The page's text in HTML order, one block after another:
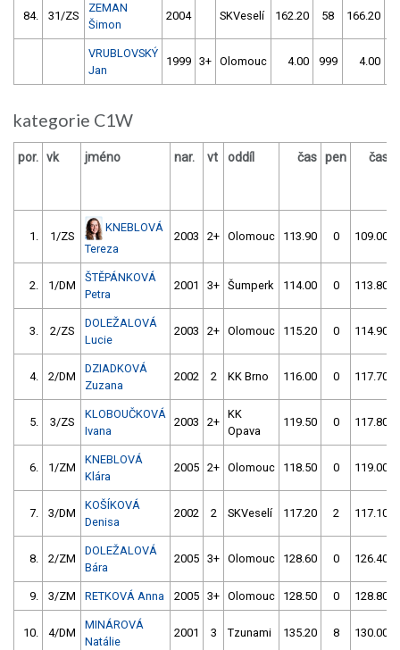
84. 31/ZS
ZEMAN
Šimon
2004 SKVeselí 162.20 58 166.20
VRUBLOVSKÝ
Jan
1999 3+ Olomouc 4.00 999 4.00
kategorie C1W
por. vk jméno nar. vt oddíl čas pen čas
1. 1/ZS
KNEBLOVÁ
Tereza
2003 2+ Olomouc 113.90 0 109.00
2. 1/DM
ŠTĚPÁNKOVÁ
Petra
2001 3+ Šumperk 114.00 0 113.80
3. 2/ZS
DOLEŽALOVÁ
Lucie
2003 2+ Olomouc 115.20 0 114.90
4. 2/DM
DZIADKOVÁ
Zuzana
2002 2 KK Brno 116.00 0 117.70
5. 3/ZS
KLOBOUČKOVÁ
Ivana
2003 2+
KK
Opava
119.50 0 117.80
6. 1/ZM
KNEBLOVÁ
Klára
2005 2+ Olomouc 118.50 0 119.00
7. 3/DM
KOŠÍKOVÁ
Denisa
2002 2 SKVeselí 117.20 2 117.10
8. 2/ZM
DOLEŽALOVÁ
Bára
2005 3+ Olomouc 128.60 0 126.40
9. 3/ZM RETKOVÁ Anna 2005 3+ Olomouc 128.50 0 128.80
10. 4/DM
MINÁROVÁ
Natálie
2001 3 Tzunami 135.20 8 130.00